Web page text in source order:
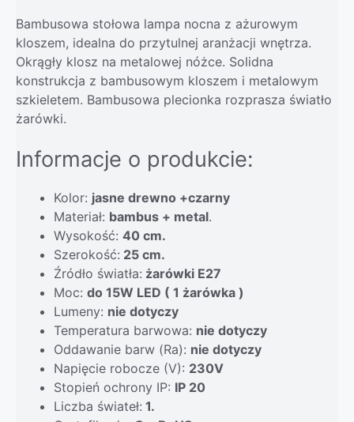
Bambusowa stołowa lampa nocna z ażurowym
kloszem, idealna do przytulnej aranżacji wnętrza.
Okrągły klosz na metalowej nóżce. Solidna
konstrukcja z bambusowym kloszem i metalowym
szkieletem. Bambusowa plecionka rozprasza światło
żarówki.
Informacje o produkcie:
Kolor: jasne drewno +czarny
Materiał: bambus + metal.
Wysokość: 40 cm.
Szerokość: 25 cm.
Źródło światła: żarówki E27
Moc: do 15W LED ( 1 żarówka )
Lumeny: nie dotyczy
Temperatura barwowa: nie dotyczy
Oddawanie barw (Ra): nie dotyczy
Napięcie robocze (V): 230V
Stopień ochrony IP: IP 20
Liczba świateł: 1.